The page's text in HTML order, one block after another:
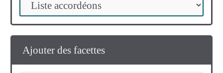
Ajouter des facettes